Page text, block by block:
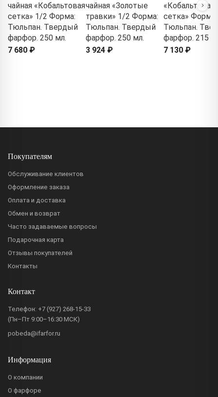
чайная «Кобальтовая
сетка» 1/2 Форма:
Тюльпан. Твердый
фарфор. 250 мл.
7 680 ₽
чайная «Золотые
травки» 1/2 Форма:
Тюльпан. Твердый
фарфор. 250 мл.
3 924 ₽
«Кобальтовая
сетка» Форма:
Тюльпан.
фарфор. 215
7 130 ₽
Покупателям
Обслуживание клиентов
Оформление заказа
Оплата и доставка
Обмен и возврат
Часто задаваемые вопросы
Подарочная карта
Отзывы покупателей
Контакты
Контакт
Телефон: +7 (927) 268-15-33
(Пн–Пт 9:00–16:30 МСК)
pobeda@ifarfor.ru
Информация
О компании
О фарфоре